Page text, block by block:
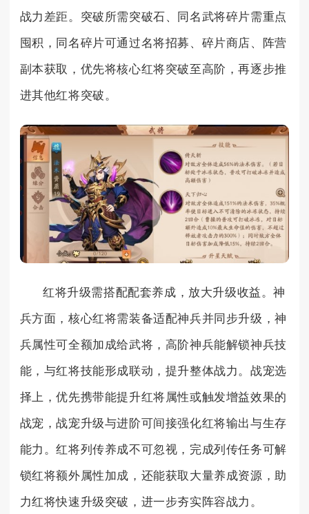
战力差距。突破所需突破石、同名武将碎片需重点
囤积，同名碎片可通过名将招募、碎片商店、阵营
副本获取，优先将核心红将突破至高阶，再逐步推
进其他红将突破。
红将升级需搭配配套养成，放大升级收益。神
兵方面，核心红将需装备适配神兵并同步升级，神
兵属性可全额加成给武将，高阶神兵能解锁神兵技
能，与红将技能形成联动，提升整体战力。战宠选
择上，优先携带能提升红将属性或触发增益效果的
战宠，战宠升级与进阶可间接强化红将输出与生存
能力。红将列传养成不可忽视，完成列传任务可解
锁红将额外属性加成，还能获取大量养成资源，助
力红将快速升级突破，进一步夯实阵容战力。